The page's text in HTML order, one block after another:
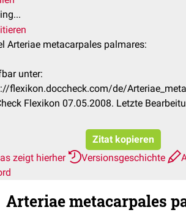
Arteriae metacarpales palmares:
unter:
flexikon.doccheck.com/de/
Flexikon 07.05.2008. Letzte
Zitat kopieren
zeigt hierher
Versionsgeschichte
Arteriae metacarpales